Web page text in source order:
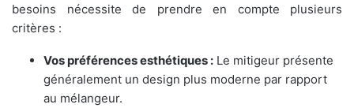
besoins nécessite de prendre en compte plusieurs
critères :
Vos préférences esthétiques : Le mitigeur présente
généralement un design plus moderne par rapport
au mélangeur.